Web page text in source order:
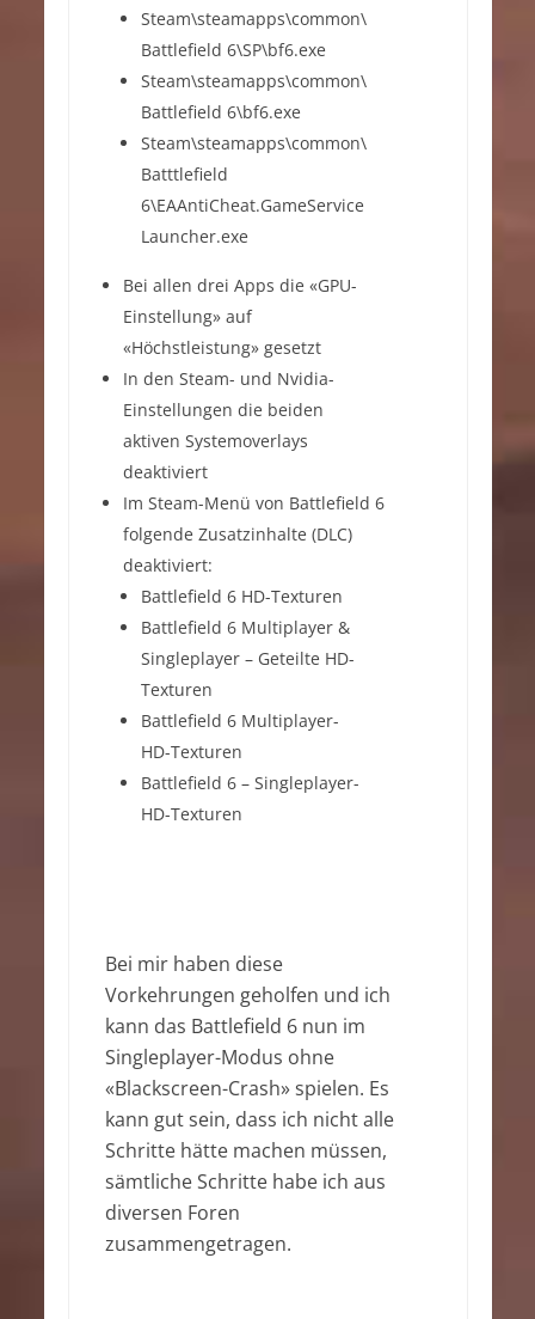
Steam\steamapps\common\
Battlefield 6\SP\bf6.exe
Steam\steamapps\common\
Battlefield 6\bf6.exe
Steam\steamapps\common\
Batttlefield
6\EAAntiCheat.GameService
Launcher.exe
Bei allen drei Apps die «GPU-
Einstellung» auf
«Höchstleistung» gesetzt
In den Steam- und Nvidia-
Einstellungen die beiden
aktiven Systemoverlays
deaktiviert
Im Steam-Menü von Battlefield 6
folgende Zusatzinhalte (DLC)
deaktiviert:
Battlefield 6 HD-Texturen
Battlefield 6 Multiplayer &
Singleplayer – Geteilte HD-
Texturen
Battlefield 6 Multiplayer-
HD-Texturen
Battlefield 6 – Singleplayer-
HD-Texturen
Bei mir haben diese
Vorkehrungen geholfen und ich
kann das Battlefield 6 nun im
Singleplayer-Modus ohne
«Blackscreen-Crash» spielen. Es
kann gut sein, dass ich nicht alle
Schritte hätte machen müssen,
sämtliche Schritte habe ich aus
diversen Foren
zusammengetragen.